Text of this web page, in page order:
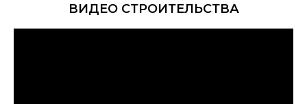
ВИДЕО СТРОИТЕЛЬСТВА